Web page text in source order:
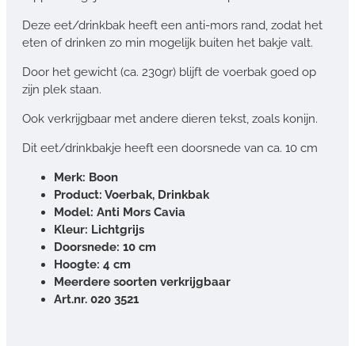
Deze eet/drinkbak heeft een anti-mors rand, zodat het
eten of drinken zo min mogelijk buiten het bakje valt.
Door het gewicht (ca. 230gr) blijft de voerbak goed op
zijn plek staan.
Ook verkrijgbaar met andere dieren tekst, zoals konijn.
Dit eet/drinkbakje heeft een doorsnede van ca. 10 cm
Merk: Boon
Product: Voerbak, Drinkbak
Model: Anti Mors Cavia
Kleur: Lichtgrijs
Doorsnede: 10 cm
Hoogte: 4 cm
Meerdere soorten verkrijgbaar
Art.nr. 020 3521